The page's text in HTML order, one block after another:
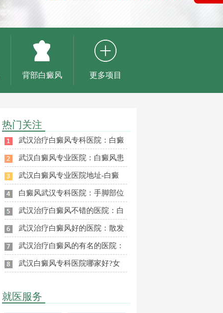
背部白癜风 更多项目
热门关注
武汉治疗白癜风专科医院：白癜
武汉白癜风专业医院：白癜风患
武汉白癜风专业医院地址-白癜
白癜风武汉专科医院：手脚部位
武汉治疗白癜风不错的医院：白
武汉治疗白癜风好的医院：散发
武汉治疗白癜风的有名的医院：
武汉白癜风专科医院哪家好?女
就医服务